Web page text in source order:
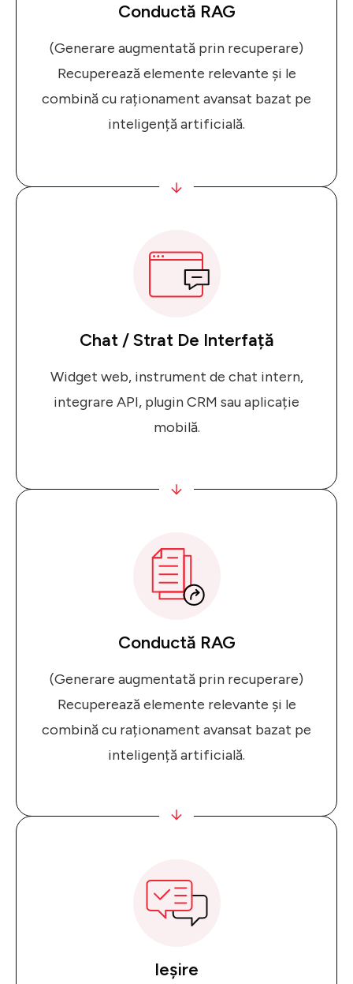
Conductă RAG
(Generare augmentată prin recuperare)
Recuperează elemente relevante și le
combină cu raționament avansat bazat pe
inteligență artificială.
Chat / Strat De Interfață
Widget web, instrument de chat intern,
integrare API, plugin CRM sau aplicație
mobilă.
Ieșire
Conductă RAG
(Generare augmentată prin recuperare)
Recuperează elemente relevante și le
combină cu raționament avansat bazat pe
inteligență artificială.